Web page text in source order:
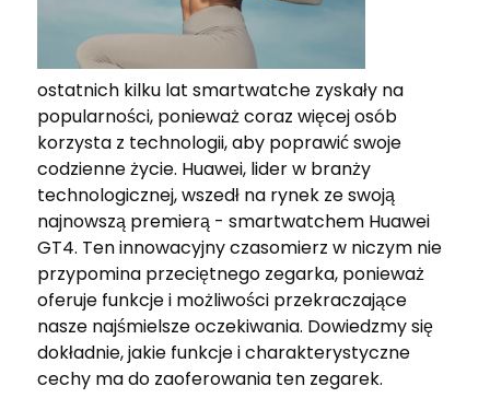
ostatnich kilku lat smartwatche zyskały na
popularności, ponieważ coraz więcej osób
korzysta z technologii, aby poprawić swoje
codzienne życie. Huawei, lider w branży
technologicznej, wszedł na rynek ze swoją
najnowszą premierą - smartwatchem Huawei
GT4. Ten innowacyjny czasomierz w niczym nie
przypomina przeciętnego zegarka, ponieważ
oferuje funkcje i możliwości przekraczające
nasze najśmielsze oczekiwania. Dowiedzmy się
dokładnie, jakie funkcje i charakterystyczne
cechy ma do zaoferowania ten zegarek.